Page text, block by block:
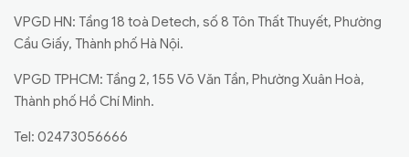
VPGD HN: Tầng 18 toà Detech, số 8 Tôn Thất Thuyết, Phường
Cầu Giấy, Thành phố Hà Nội.
VPGD TPHCM: Tầng 2, 155 Võ Văn Tần, Phường Xuân Hoà,
Thành phố Hồ Chí Minh.
Tel: 02473056666